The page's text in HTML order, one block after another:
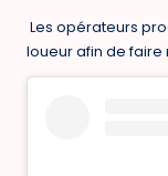
Les opérateurs
loueur afin de